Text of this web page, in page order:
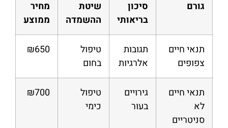
גורם
סיכון
בריאותי
שיטת
ההשמדה
מחיר
ממוצע
תנאי חיים
צפופים
תגובות
אלרגיות
טיפול
בחום
₪650
תנאי חיים
לא
סניטריים
גירויים
בעור
טיפול
כימי
₪700